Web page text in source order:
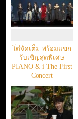
โต๋จัดเต็ม พร้อมแขก
รับเชิญสุดพิเศษ
PIANO & i The First
Concert